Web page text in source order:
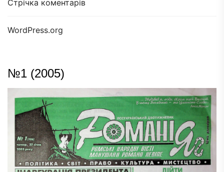
Стрічка коментарів
WordPress.org
№1 (2005)